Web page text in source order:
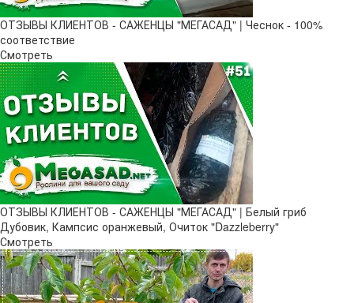
ОТЗЫВЫ КЛИЕНТОВ - САЖЕНЦЫ "МЕГАСАД" | Чеснок - 100%
соответствие
Смотреть
ОТЗЫВЫ КЛИЕНТОВ - САЖЕНЦЫ "МЕГАСАД" | Белый гриб
Дубовик, Кампсис оранжевый, Очиток "Dazzleberry"
Смотреть